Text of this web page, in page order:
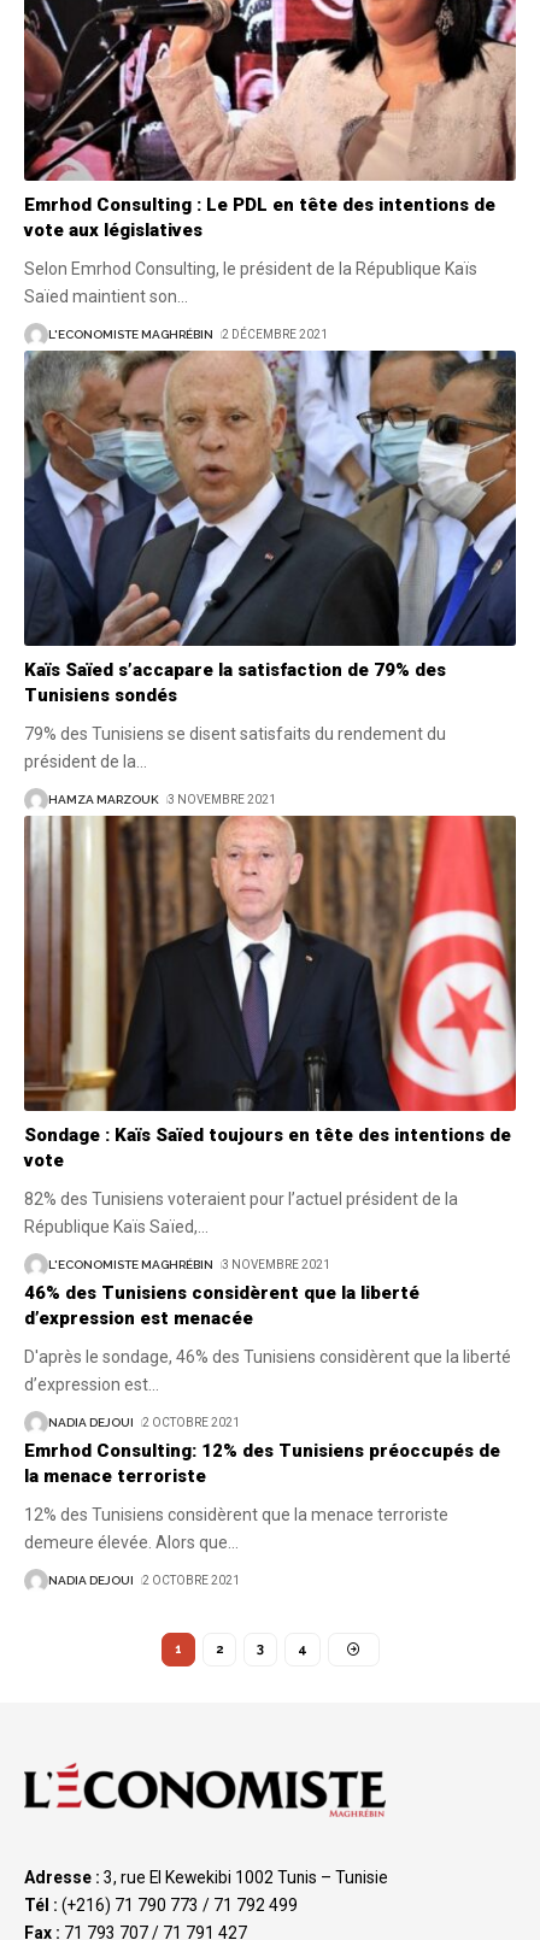
Emrhod Consulting : Le PDL en tête des intentions de
vote aux législatives
Selon Emrhod Consulting, le président de la République Kaïs
Saïed maintient son
L'ECONOMISTE MAGHRÉBIN 2 DÉCEMBRE 2021
Kaïs Saïed s’accapare la satisfaction de 79% des
Tunisiens sondés
79% des Tunisiens se disent satisfaits du rendement du
président de la
HAMZA MARZOUK 3 NOVEMBRE 2021
Sondage : Kaïs Saïed toujours en tête des intentions de
vote
82% des Tunisiens voteraient pour l’actuel président de la
République Kaïs Saïed,
L'ECONOMISTE MAGHRÉBIN 3 NOVEMBRE 2021
46% des Tunisiens considèrent que la liberté
d’expression est menacée
D'après le sondage, 46% des Tunisiens considèrent que la liberté
d’expression est
NADIA DEJOUI 2 OCTOBRE 2021
Emrhod Consulting: 12% des Tunisiens préoccupés de
la menace terroriste
12% des Tunisiens considèrent que la menace terroriste
demeure élevée. Alors que
NADIA DEJOUI 2 OCTOBRE 2021
1 2 3 4
Adresse : 3, rue El Kewekibi 1002 Tunis – Tunisie
Tél : (+216) 71 790 773 / 71 792 499
Fax : 71 793 707 / 71 791 427